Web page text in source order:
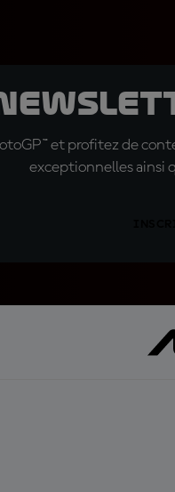
et profitez de
exceptionnelles ainsi